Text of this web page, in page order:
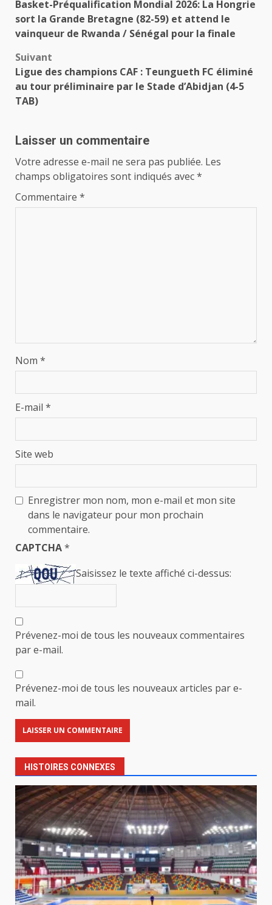
d’article
Basket-Préqualification Mondial 2026: La Hongrie
sort la Grande Bretagne (82-59) et attend le
vainqueur de Rwanda / Sénégal pour la finale
Suivant
Ligue des champions CAF : Teungueth FC éliminé
au tour préliminaire par le Stade d’Abidjan (4-5
TAB)
Laisser un commentaire
Votre adresse e-mail ne sera pas publiée. Les
champs obligatoires sont indiqués avec*
Commentaire *
Nom *
E-mail *
Site web
Enregistrer mon nom, mon e-mail et mon site
dans le navigateur pour mon prochain
commentaire.
CAPTCHA*
Saisissez le texte affiché ci-dessus:
Prévenez-moi de tous les nouveaux commentaires
par e-mail.
Prévenez-moi de tous les nouveaux articles par e-
mail.
HISTOIRES CONNEXES